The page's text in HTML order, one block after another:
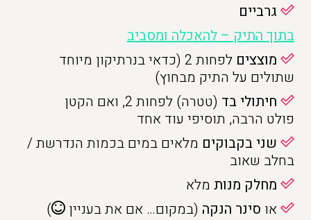
גרביים
בתוך התיק – להאכלה ומסביב
מוצצים
לפחות 2 (כדאי בנרתיקון מיוחד
שתולים על התיק מבחוץ)
חיתולי בד
(טטרה) לפחות 2, ואם הקטן
פולט הרבה, תוסיפי עוד אחד
שני בקבוקים מלאים במים בכמות הנדרשת /
בחלב שאוב
מחלק מנות מלא
או סינר הנקה (במקום… אם את בעניין
)